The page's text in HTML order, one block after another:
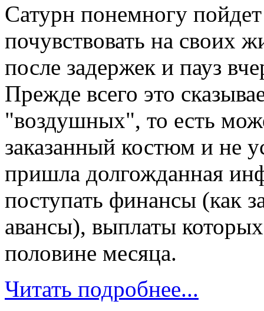
Сатурн понемногу
почувствовать на своих
после задержек и пауз
Прежде всего это
"воздушных", то есть
заказанный костюм и не
пришла долгожданная
поступать финансы (как
авансы), выплаты
половине месяца.
Читать подробнее...